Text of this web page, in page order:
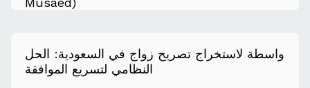
واسطة لاستخراج تصريح زواج في السعودية: الحل
النظامي لتسريع الموافقة